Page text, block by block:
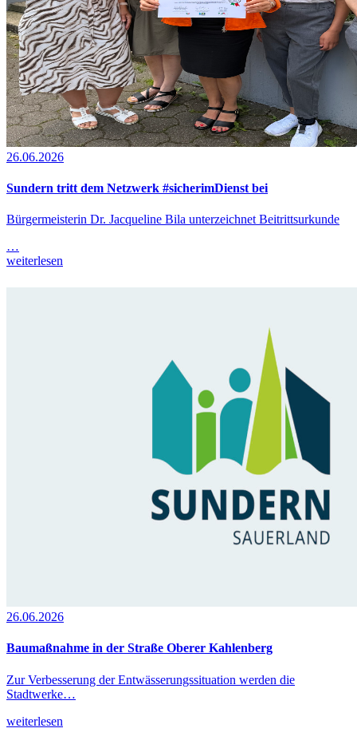
26.06.2026
Sundern tritt dem Netzwerk #sicherimDienst bei
Bürgermeisterin Dr. Jacqueline Bila unterzeichnet Beitrittsurkunde
…
weiterlesen
26.06.2026
Baumaßnahme in der Straße Oberer Kahlenberg
Zur Verbesserung der Entwässerungssituation werden die
Stadtwerke…
weiterlesen